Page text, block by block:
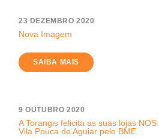
23 DEZEMBRO 2020
Nova Imagem
SAIBA MAIS
9 OUTUBRO 2020
A Torangis felicita as suas lojas
Vila Pouca de Aguiar pelo BME